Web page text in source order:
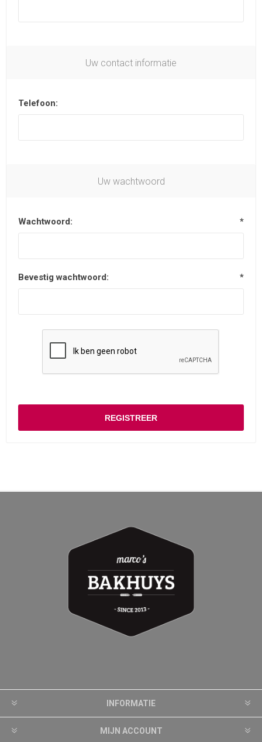
Uw contact informatie
Telefoon:
Uw wachtwoord
Wachtwoord: *
Bevestig wachtwoord: *
INFORMATIE
MIJN ACCOUNT